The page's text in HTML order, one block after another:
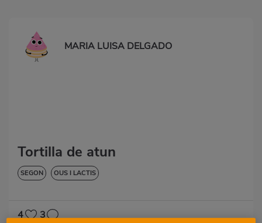
MARIA LUISA DELGADO
Tortilla de atun
SEGON OUS I LACTIS
4 3